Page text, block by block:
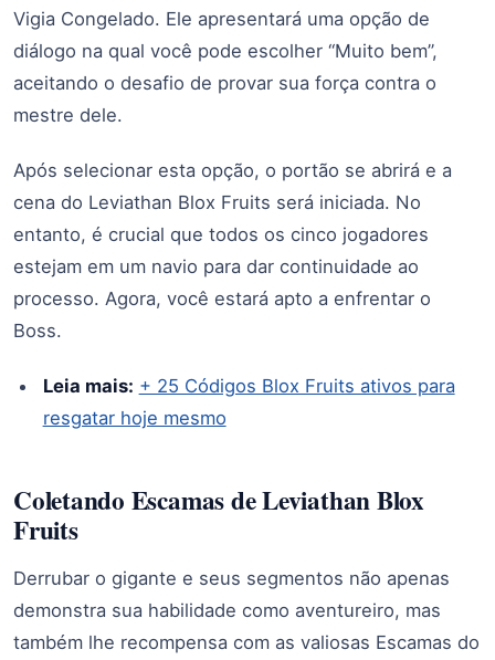
Vigia Congelado. Ele apresentará uma opção de
diálogo na qual você pode escolher “Muito bem”,
aceitando o desafio de provar sua força contra o
mestre dele.
Após selecionar esta opção, o portão se abrirá e a
cena do Leviathan Blox Fruits será iniciada. No
entanto, é crucial que todos os cinco jogadores
estejam em um navio para dar continuidade ao
processo. Agora, você estará apto a enfrentar o
Boss.
Leia mais: + 25 Códigos Blox Fruits ativos para
resgatar hoje mesmo
Coletando Escamas de Leviathan Blox
Fruits
Derrubar o gigante e seus segmentos não apenas
demonstra sua habilidade como aventureiro, mas
também lhe recompensa com as valiosas Escamas do